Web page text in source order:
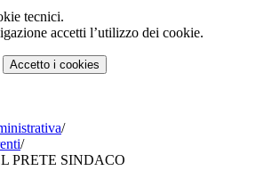
tecnici.
accetti l’utilizzo dei cookie.
Accetto i cookies
/
/
PRETE SINDACO